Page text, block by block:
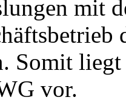
mit
Somit
vor.